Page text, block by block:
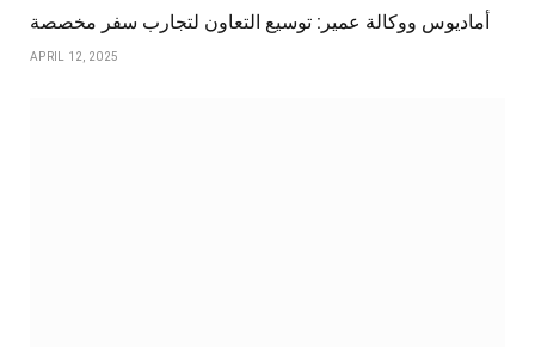
أماديوس ووكالة عمير: توسيع التعاون لتجارب سفر مخصصة
APRIL 12, 2025